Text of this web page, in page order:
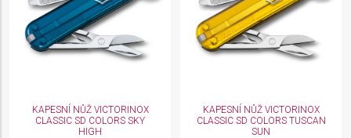
KAPESNÍ NŮŽ VICTORINOX
CLASSIC SD COLORS SKY
HIGH
KAPESNÍ NŮŽ VICTORINOX
CLASSIC SD COLORS TUSCAN
SUN